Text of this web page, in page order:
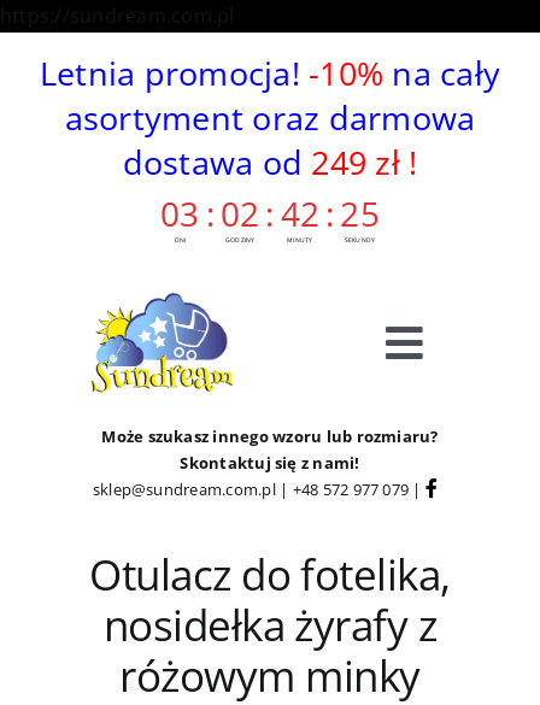
content
Letnia promocja! -10% na cały
asortyment oraz darmowa
dostawa od 249 zł !
03
DNI
:02
GODZINY
:42
MINUTY
:24
SEKUNDY
Toggle
Kategorie
Strefa Klienta
Może szukasz innego wzoru lub rozmiaru?
Skontaktuj się z nami!
sklep@sundream.com.pl| +48 572 977 079 |
Otulacz do fotelika,
nosidełka żyrafy z
różowym minky